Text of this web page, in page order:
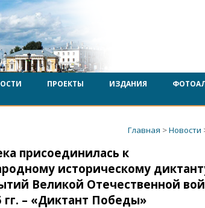
ПРОЕКТЫ ИЗДАНИЯ
Главная >Новости
присоединилась к
историческому
Великой Отечественной
гг. – «Диктант Победы»